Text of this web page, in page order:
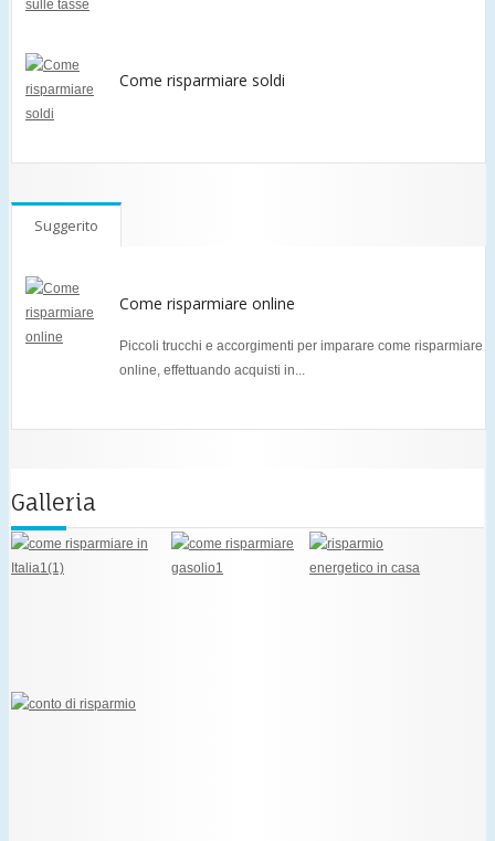
Come risparmiare soldi
Suggerito
Come risparmiare online
Piccoli trucchi e accorgimenti per imparare come risparmiare
online, effettuando acquisti in...
Galleria